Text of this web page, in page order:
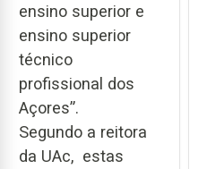
ensino superior e
ensino superior
técnico
profissional dos
Açores”.
Segundo a reitora
da UAc, estas